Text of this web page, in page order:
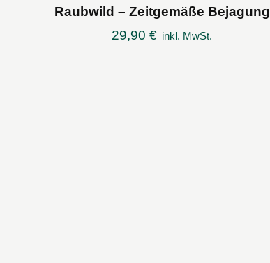
Raubwild – Zeitgemäße Bejagung
29,90 € inkl. MwSt.